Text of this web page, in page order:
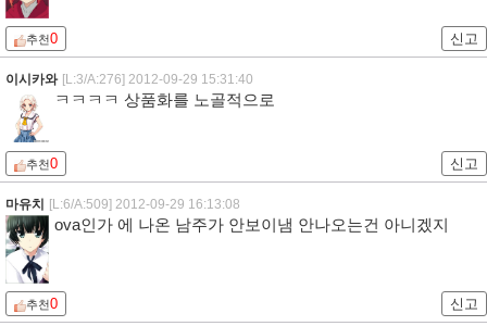
추천0 신고
이시카와 [L:3/A:276] 2012-09-29 15:31:40
ㅋㅋㅋㅋ 상품화를 노골적으로
추천0 신고
마유치 [L:6/A:509] 2012-09-29 16:13:08
ova인가 에 나온 남주가 안보이냄 안나오는건 아니겠지
추천0 신고